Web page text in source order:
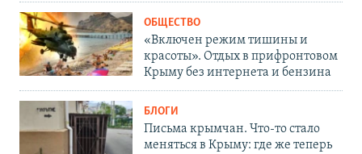
ОБЩЕСТВО
«Включен режим тишины и
красоты». Отдых в прифронтовом
Крыму без интернета и бензина
БЛОГИ
Письма крымчан. Что-то стало
меняться в Крыму: где же теперь